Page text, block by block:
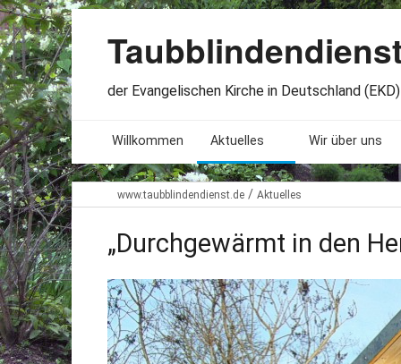
der Evangelischen Kirche in Deutschland (EKD)
Willkommen Aktuelles
Seminare. Termine
Freundesbriefe
Beteiligung
Wir über uns
Leitlinien
Lageplan
www.taubblindendienst.de / Aktuelles
„Durchgewärmt in den